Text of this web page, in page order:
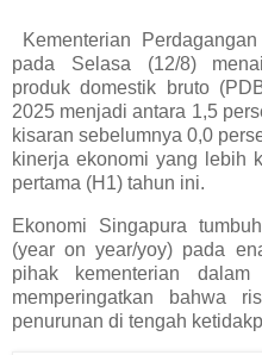
Kementerian
pada Selasa (12/8)
produk domestik bruto
2025 menjadi antara 1,5
kisaran sebelumnya 0,0
kinerja ekonomi yang lebih
pertama (H1) tahun ini.
Ekonomi Singapura
(year on year/yoy) pada
pihak kementerian
memperingatkan bahwa
penurunan di tengah